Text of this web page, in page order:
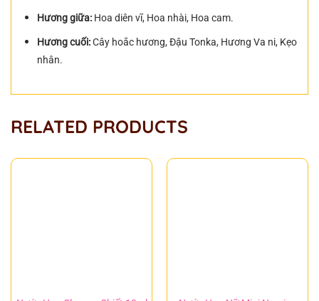
Hương giữa: Hoa diên vĩ, Hoa nhài, Hoa cam.
Hương cuối:Cây hoắc hương, Đậu Tonka, Hương Va ni, Kẹo
nhân.
RELATED PRODUCTS